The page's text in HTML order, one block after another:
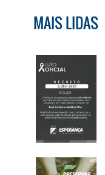
MAIS LIDAS